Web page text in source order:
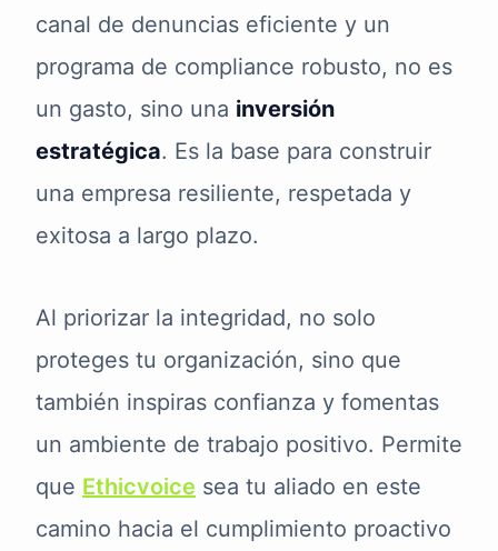
canal de denuncias eficiente y un
programa de compliance robusto, no es
un gasto, sino una inversión
estratégica. Es la base para construir
una empresa resiliente, respetada y
exitosa a largo plazo.
Al priorizar la integridad, no solo
proteges tu organización, sino que
también inspiras confianza y fomentas
un ambiente de trabajo positivo. Permite
que Ethicvoice sea tu aliado en este
camino hacia el cumplimiento proactivo